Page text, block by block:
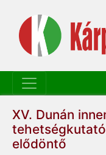
XV. Dunán
elődöntő